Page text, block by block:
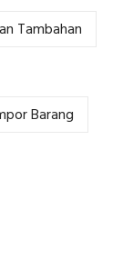
Tambahan
Barang